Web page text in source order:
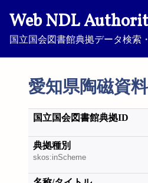
Web NDL
国立国会図書館典拠データ検索
愛知県陶磁資
国立国会図書館典拠ID
典拠種別
skos:inScheme